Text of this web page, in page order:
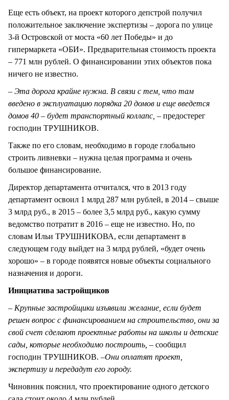
Еще есть объект, на проект которого депстрой получил
положительное заключение экспертизы – дорога по улице
3-й Островской от моста «60 лет Победы» и до
гипермаркета «ОБИ». Предварительная стоимость проекта
– 771 млн рублей. О финансировании этих объектов пока
ничего не известно.
– Эта дорога крайне нужна. В связи с тем, что там
введено в эксплуатацию порядка 20 домов и еще введется
домов 40 – будет транспортный коллапс, – предостерег
господин ТРУШНИКОВ.
Также по его словам, необходимо в городе глобально
строить ливневки – нужна целая программа и очень
большое финансирование.
Директор департамента отчитался, что в 2013 году
департамент освоил 1 млрд 287 млн рублей, в 2014 – свыше
3 млрд руб., в 2015 – более 3,5 млрд руб., какую сумму
ведомство потратит в 2016 – еще не известно. Но, по
словам Ильи ТРУШНИКОВА, если департамент в
следующем году выйдет на 3 млрд рублей, «будет очень
хорошо» – в городе появятся новые объекты социального
назначения и дороги.
Инициатива застройщиков
– Крупные застройщики изъявили желание, если будет
решен вопрос с финансированием на строительство, они за
свой счет сделают проектные работы на школы и детские
сады, которые необходимо построить, – сообщил
господин ТРУШНИКОВ. –Они оплатят проект,
экспертизу и передадут его городу.
Чиновник пояснил, что проектирование одного детского